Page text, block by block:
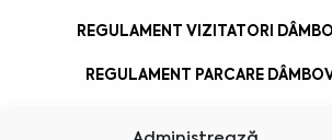
REGULAMENT VIZITATORI
REGULAMENT PARCARE